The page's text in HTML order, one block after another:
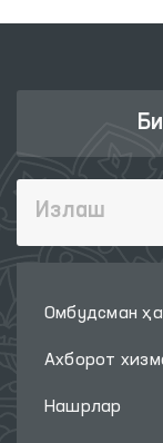
Омбудсман
Ахборот
Нашрлар